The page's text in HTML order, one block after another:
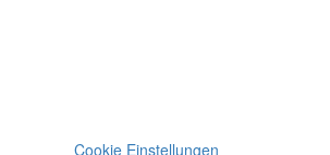
Cookie Einstellungen